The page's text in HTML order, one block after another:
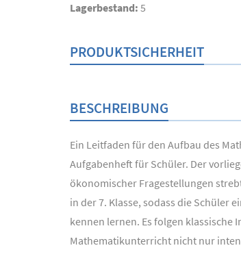
Lagerbestand: 5
PRODUKTSICHERHEIT
BESCHREIBUNG
Ein Leitfaden für den Aufbau des
Aufgabenheft für Schüler. Der
ökonomischer Fragestellungen
in der 7. Klasse, sodass die Schüler
kennen lernen. Es folgen
Mathematikunterricht nicht nur